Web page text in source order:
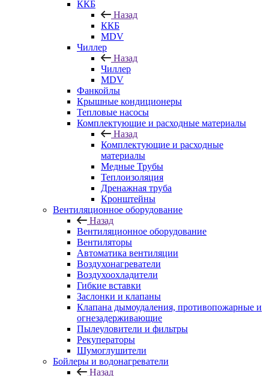
ККБ
Назад
ККБ
MDV
Чиллер
Назад
Чиллер
MDV
Фанкойлы
Крышные кондиционеры
Тепловые насосы
Комплектующие и расходные материалы
Назад
Комплектующие и расходные
материалы
Медные Трубы
Теплоизоляция
Дренажная труба
Кронштейны
Вентиляционное оборудование
Назад
Вентиляционное оборудование
Вентиляторы
Автоматика вентиляции
Воздухонагреватели
Воздухоохладители
Гибкие вставки
Заслонки и клапаны
Клапана дымоудаления, противопожарные и
огнезадерживающие
Пылеуловители и фильтры
Рекуператоры
Шумоглушители
Бойлеры и водонагреватели
Назад